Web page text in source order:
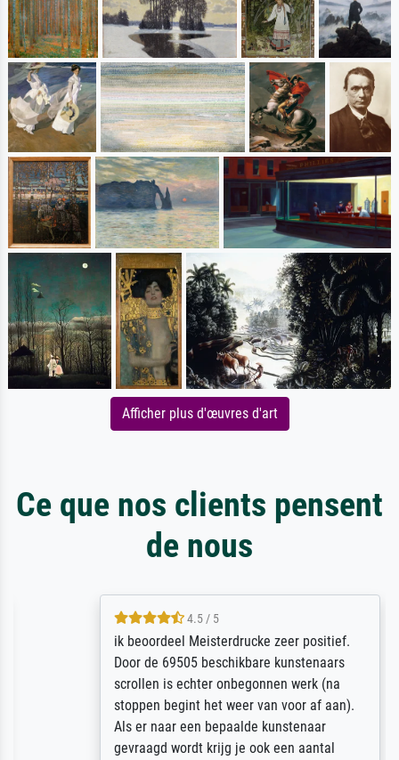
Afficher plus d'œuvres d'art
Ce que nos clients pensent
de nous
4.5 / 5
ik beoordeel Meisterdrucke zeer positief.
Door de 69505 beschikbare kunstenaars
scrollen is echter onbegonnen werk (na
stoppen begint het weer van voor af aan).
Als er naar een bepaalde kunstenaar
gevraagd wordt krijg je ook een aantal